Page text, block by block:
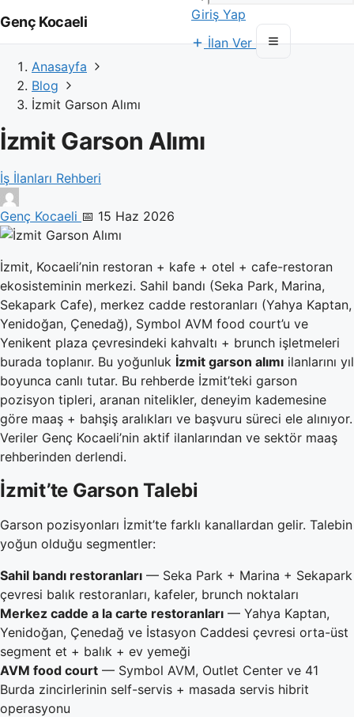
Genç Kocaeli
Giriş Yap
İlan Ver
Anasayfa
Blog
İzmit Garson Alımı
İzmit Garson Alımı
İş İlanları Rehberi
Genç Kocaeli 📅 15 Haz 2026
İzmit, Kocaeli’nin restoran + kafe + otel + cafe-restoran
ekosisteminin merkezi. Sahil bandı (Seka Park, Marina,
Sekapark Cafe), merkez cadde restoranları (Yahya Kaptan,
Yenidoğan, Çenedağ), Symbol AVM food court’u ve
Yenikent plaza çevresindeki kahvaltı + brunch işletmeleri
burada toplanır. Bu yoğunluk İzmit garson alımı ilanlarını yıl
boyunca canlı tutar. Bu rehberde İzmit’teki garson
pozisyon tipleri, aranan nitelikler, deneyim kademesine
göre maaş + bahşiş aralıkları ve başvuru süreci ele alınıyor.
Veriler Genç Kocaeli’nin aktif ilanlarından ve sektör maaş
rehberinden derlendi.
İzmit’te Garson Talebi
Garson pozisyonları İzmit’te farklı kanallardan gelir. Talebin
yoğun olduğu segmentler:
Sahil bandı restoranları — Seka Park + Marina + Sekapark
çevresi balık restoranları, kafeler, brunch noktaları
Merkez cadde a la carte restoranları — Yahya Kaptan,
Yenidoğan, Çenedağ ve İstasyon Caddesi çevresi orta-üst
segment et + balık + ev yemeği
AVM food court — Symbol AVM, Outlet Center ve 41
Burda zincirlerinin self-servis + masada servis hibrit
operasyonu